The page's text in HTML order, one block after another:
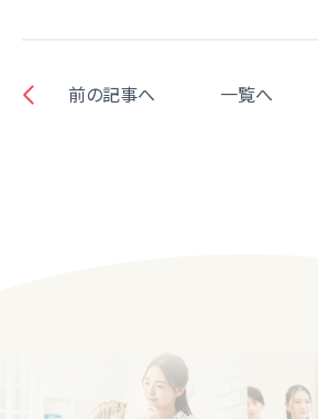
前の記事へ 一覧へ